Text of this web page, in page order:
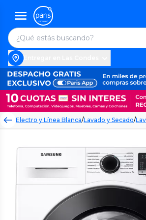
Electro y Línea Blanca/Lavado y Secado/